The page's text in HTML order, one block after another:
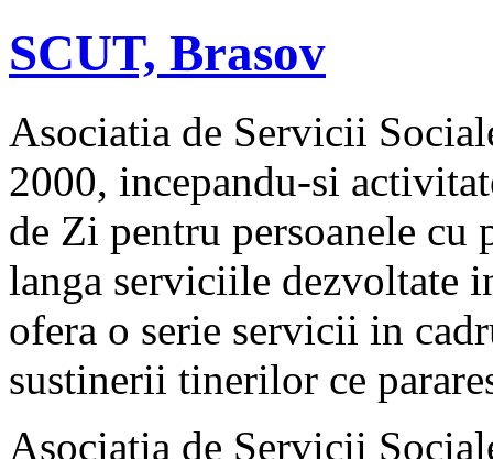
SCUT, Brasov
Asociatia de Servicii
2000, incepandu-si
de Zi pentru persoanele cu
langa serviciile dezvoltate
ofera o serie servicii in
sustinerii tinerilor ce
Asociatia de Servicii